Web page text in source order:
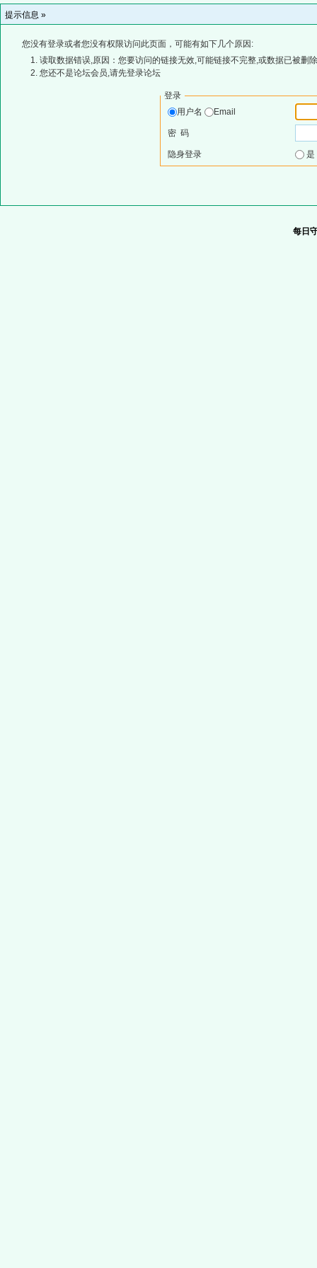
提示信息 »
您没有登录或者您没有权限访问此页面，可能有如下几个原因:
读取数据错误,原因：您要访问的链接无效,可能链接不完整,或数据已被删
您还不是论坛会员,请先登录论坛
登录
用户名
Email
密 码
隐身登录
每日